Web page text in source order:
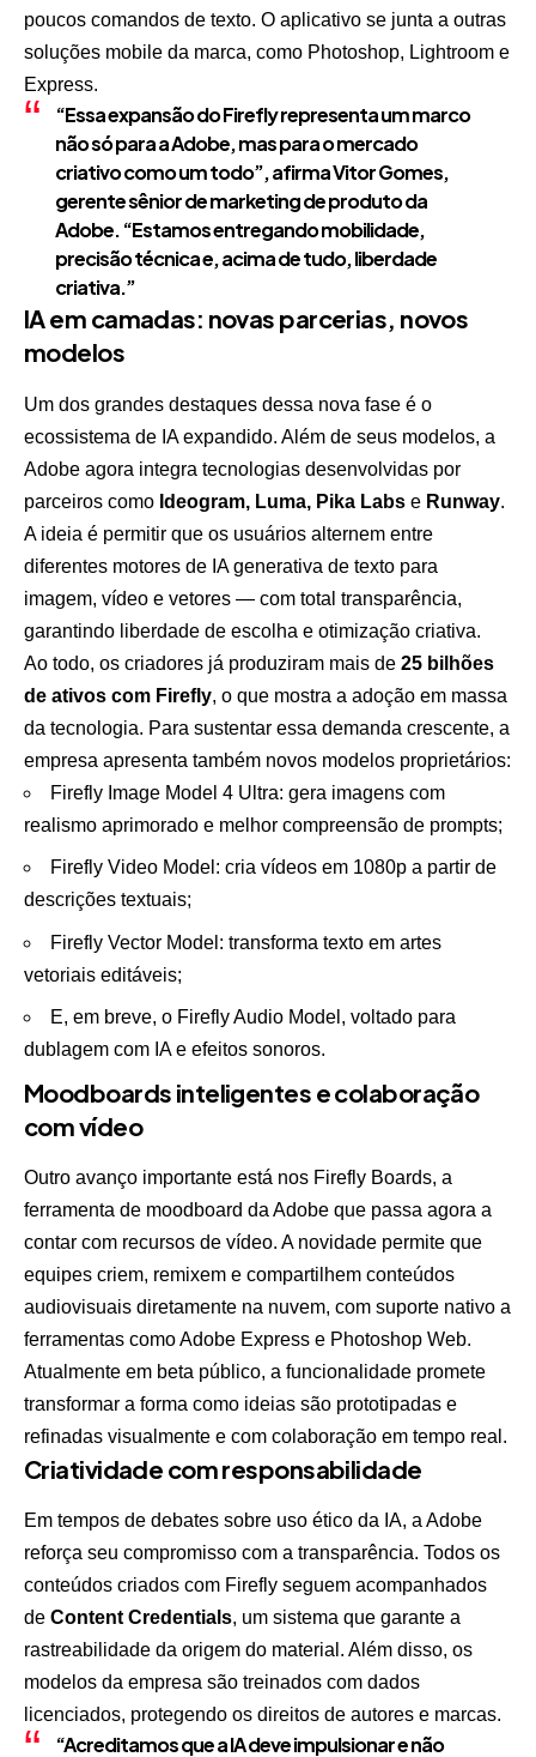
poucos comandos de texto. O aplicativo se junta a outras
soluções mobile da marca, como Photoshop, Lightroom e
Express.
“Essa expansão do Firefly representa um marco
não só para a Adobe, mas para o mercado
criativo como um todo”, afirma Vitor Gomes,
gerente sênior de marketing de produto da
Adobe. “Estamos entregando mobilidade,
precisão técnica e, acima de tudo, liberdade
criativa.”
IA em camadas: novas parcerias, novos
modelos
Um dos grandes destaques dessa nova fase é o
ecossistema de IA expandido. Além de seus modelos, a
Adobe agora integra tecnologias desenvolvidas por
parceiros como Ideogram, Luma, Pika Labs e Runway.
A ideia é permitir que os usuários alternem entre
diferentes motores de IA generativa de texto para
imagem, vídeo e vetores — com total transparência,
garantindo liberdade de escolha e otimização criativa.
Ao todo, os criadores já produziram mais de 25 bilhões
de ativos com Firefly, o que mostra a adoção em massa
da tecnologia. Para sustentar essa demanda crescente, a
empresa apresenta também novos modelos proprietários:
Firefly Image Model 4 Ultra: gera imagens com
realismo aprimorado e melhor compreensão de prompts;
Firefly Video Model: cria vídeos em 1080p a partir de
descrições textuais;
Firefly Vector Model: transforma texto em artes
vetoriais editáveis;
E, em breve, o Firefly Audio Model, voltado para
dublagem com IA e efeitos sonoros.
Moodboards inteligentes e colaboração
com vídeo
Outro avanço importante está nos Firefly Boards, a
ferramenta de moodboard da Adobe que passa agora a
contar com recursos de vídeo. A novidade permite que
equipes criem, remixem e compartilhem conteúdos
audiovisuais diretamente na nuvem, com suporte nativo a
ferramentas como Adobe Express e Photoshop Web.
Atualmente em beta público, a funcionalidade promete
transformar a forma como ideias são prototipadas e
refinadas visualmente e com colaboração em tempo real.
Criatividade com responsabilidade
Em tempos de debates sobre uso ético da IA, a Adobe
reforça seu compromisso com a transparência. Todos os
conteúdos criados com Firefly seguem acompanhados
de Content Credentials, um sistema que garante a
rastreabilidade da origem do material. Além disso, os
modelos da empresa são treinados com dados
licenciados, protegendo os direitos de autores e marcas.
“Acreditamos que a IA deve impulsionar e não